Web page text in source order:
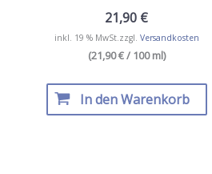
21,90 €
inkl. 19 % MwSt.zzgl. Versandkosten
(21,90 € / 100 ml)
In den Warenkorb